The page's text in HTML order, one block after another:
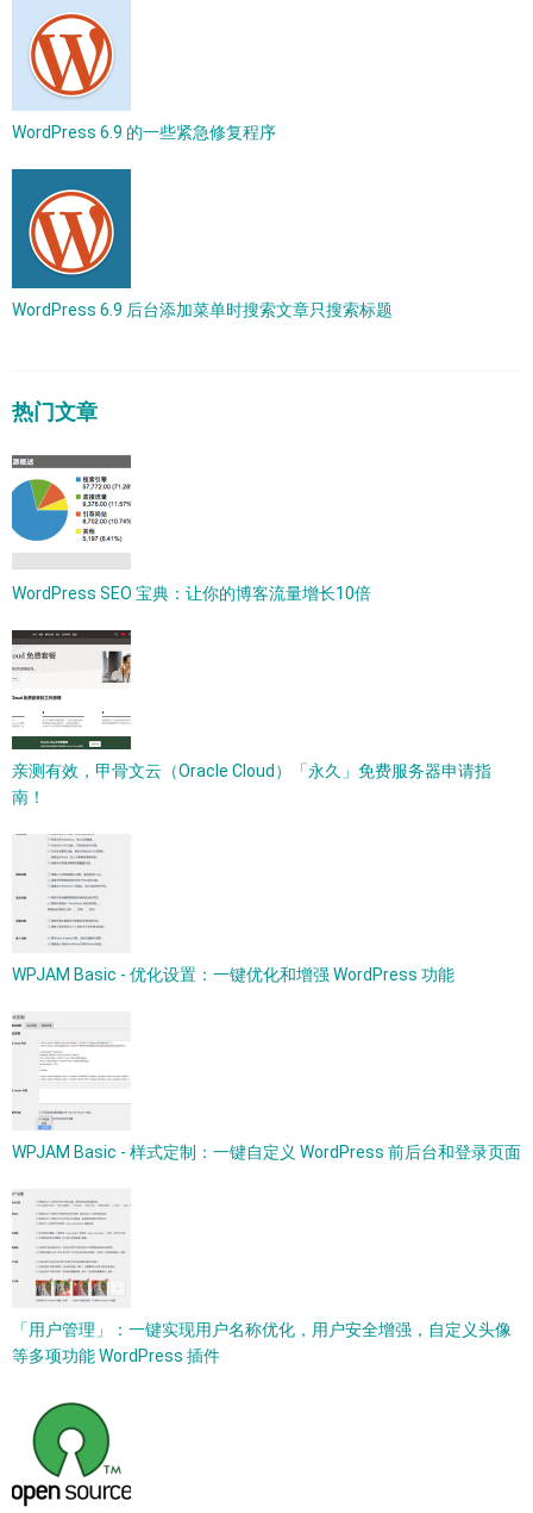
WordPress 6.9 的一些紧急修复程序
WordPress 6.9 后台添加菜单时搜索文章只搜索标题
热门文章
WordPress SEO 宝典：让你的博客流量增长10倍
亲测有效，甲骨文云（Oracle Cloud）「永久」免费服务器申请指
南！
WPJAM Basic - 优化设置：一键优化和增强 WordPress 功能
WPJAM Basic - 样式定制：一键自定义 WordPress 前后台和登录页面
「用户管理」：一键实现用户名称优化，用户安全增强，自定义头像
等多项功能 WordPress 插件